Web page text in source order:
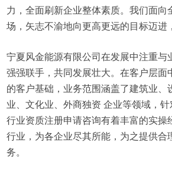
力，全面刷新企业整体素质。我们面向
场，矢志不渝地向更高更远的目标迈进
宁夏风金能源有限公司在发展中注重与
强强联手，共同发展壮大。在客户层面
的客户基础，业务范围涵盖了建筑业、
业、文化业、外商独资 企业等领域，
行业资质注册申请咨询有着丰富的实操
行业，为各企业尽其所能，为之提供合
务。